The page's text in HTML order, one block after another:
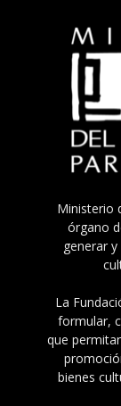
Ministerio
órgano
generar
La
formular,
que
bienes